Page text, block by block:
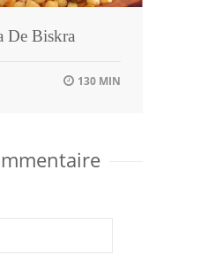
De Biskra
130 MIN